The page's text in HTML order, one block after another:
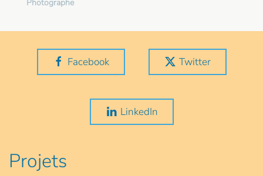
Photographe
Facebook Twitter
LinkedIn
Projets